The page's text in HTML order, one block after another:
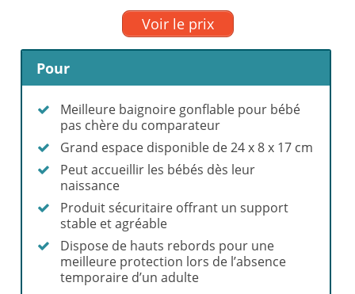
Voir le prix
Pour
Meilleure baignoire gonflable pour bébé
pas chère du comparateur
Grand espace disponible de 24 x 8 x 17 cm
Peut accueillir les bébés dès leur
naissance
Produit sécuritaire offrant un support
stable et agréable
Dispose de hauts rebords pour une
meilleure protection lors de l’absence
temporaire d’un adulte